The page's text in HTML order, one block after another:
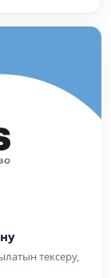
тексеру,